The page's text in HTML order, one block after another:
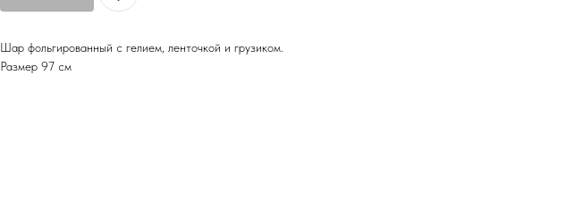
Шар фольгированный с гелием, ленточкой и грузиком.
Размер 97 см